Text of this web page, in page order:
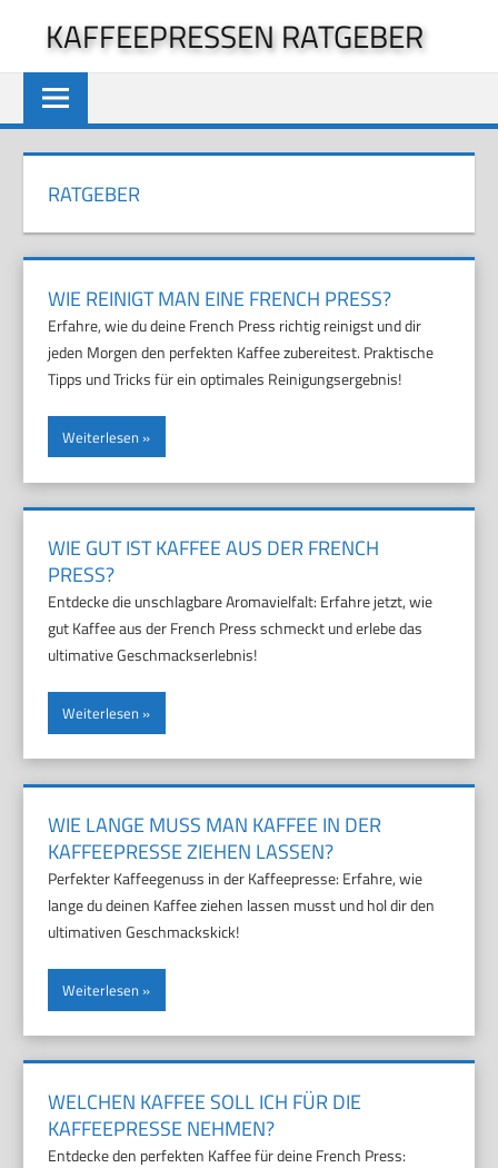
springen
KAFFEEPRESSEN RATGEBER
RATGEBER
WIE REINIGT MAN EINE FRENCH PRESS?
Erfahre, wie du deine French Press richtig reinigst und dir
jeden Morgen den perfekten Kaffee zubereitest. Praktische
Tipps und Tricks für ein optimales Reinigungsergebnis!
Weiterlesen
WIE GUT IST KAFFEE AUS DER FRENCH
PRESS?
Entdecke die unschlagbare Aromavielfalt: Erfahre jetzt, wie
gut Kaffee aus der French Press schmeckt und erlebe das
ultimative Geschmackserlebnis!
Weiterlesen
WIE LANGE MUSS MAN KAFFEE IN DER
KAFFEEPRESSE ZIEHEN LASSEN?
Perfekter Kaffeegenuss in der Kaffeepresse: Erfahre, wie
lange du deinen Kaffee ziehen lassen musst und hol dir den
ultimativen Geschmackskick!
Weiterlesen
WELCHEN KAFFEE SOLL ICH FÜR DIE
KAFFEEPRESSE NEHMEN?
Entdecke den perfekten Kaffee für deine French Press: